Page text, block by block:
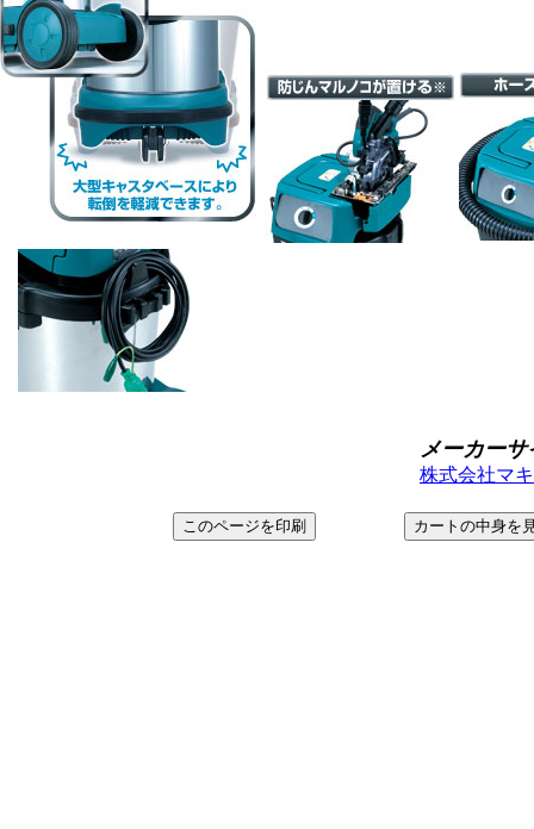
メーカーサ
株式会社マ